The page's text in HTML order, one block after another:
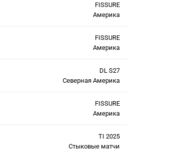
FISSURE
Америка
FISSURE
Америка
DL S27
Северная Америка
FISSURE
Америка
TI 2025
Стыковые матчи